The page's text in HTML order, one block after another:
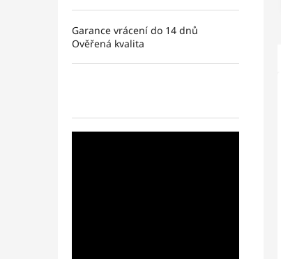
Garance vrácení do 14 dnů
Ověřená kvalita